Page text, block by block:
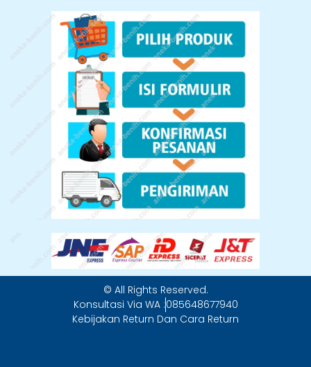
© All Rights Reserved.
Konsultasi Via WA :085648677940
Kebijakan Return Dan Cara Return